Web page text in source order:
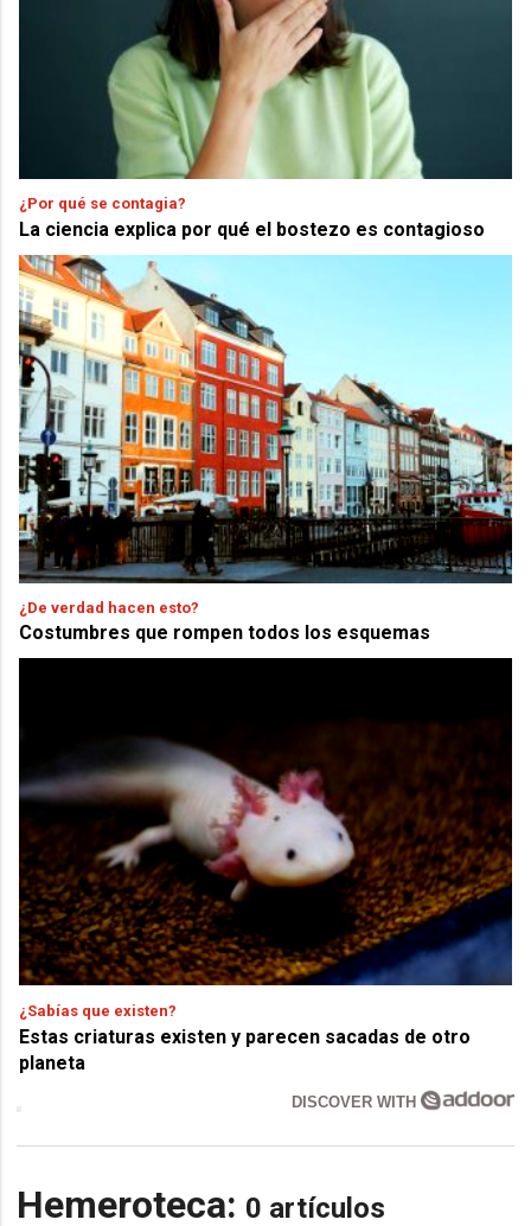
¿Por qué se contagia?
La ciencia explica por qué el bostezo es contagioso
¿De verdad hacen esto?
Costumbres que rompen todos los esquemas
¿Sabías que existen?
Estas criaturas existen y parecen sacadas de otro
planeta
DISCOVER WITH
Hemeroteca: 0 artículos